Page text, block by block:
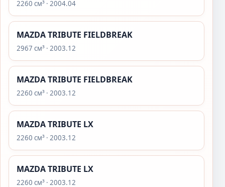
2260 см³ · 2004.04
MAZDA TRIBUTE FIELDBREAK
2967 см³ · 2003.12
MAZDA TRIBUTE FIELDBREAK
2260 см³ · 2003.12
MAZDA TRIBUTE LX
2260 см³ · 2003.12
MAZDA TRIBUTE LX
2260 см³ · 2003.12